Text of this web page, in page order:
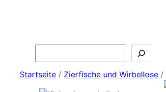
Startseite / Zierfische und Wirbellose /